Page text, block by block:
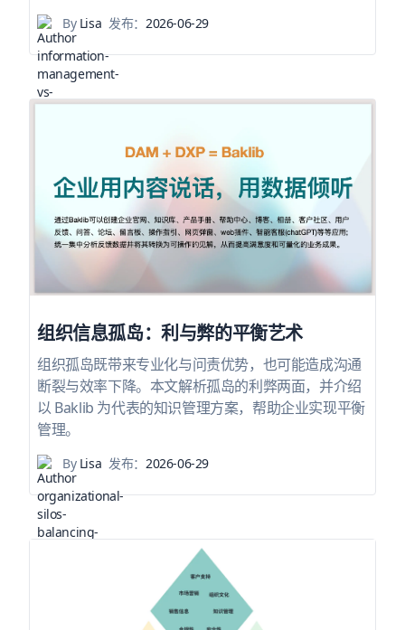
ByLisa 发布： 2026-06-29
组织信息孤岛：利与弊的平衡艺术
组织孤岛既带来专业化与问责优势，也可能造成沟通
断裂与效率下降。本文解析孤岛的利弊两面，并介绍
以 Baklib 为代表的知识管理方案，帮助企业实现平衡
管理。
ByLisa 发布：2026-06-29